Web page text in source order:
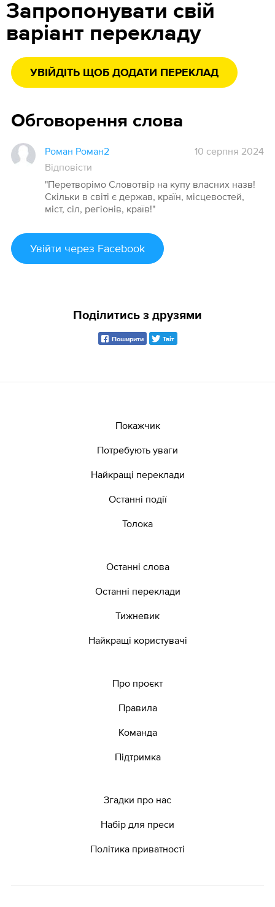
Запропонувати свій
варіант перекладу
УВІЙДІТЬ ЩОБ ДОДАТИ ПЕРЕКЛАД
Обговорення слова
Роман Роман2
10 серпня 2024
Відповісти
"Перетворімо Словотвір на купу власних назв!
Скільки в світі є держав, країн, місцевостей,
міст, сіл, регіонів, країв!"
Увійти через Facebook
Поділитись з друзями
Поширити Твіт
Покажчик
Потребують уваги
Найкращі переклади
Останні події
Толока
Останні слова
Останні переклади
Тижневик
Найкращі користувачі
Про проєкт
Правила
Команда
Підтримка
Згадки про нас
Набір для преси
Політика приватності